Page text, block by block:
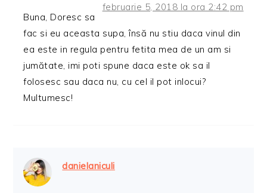
februarie 5, 2018 la ora 2:42 pm
Buna, Doresc sa
fac si eu aceasta supa, însă nu stiu daca vinul din
ea este in regula pentru fetita mea de un am si
jumătate, imi poti spune daca este ok sa il
folosesc sau daca nu, cu cel il pot inlocui?
Multumesc!
danielaniculi